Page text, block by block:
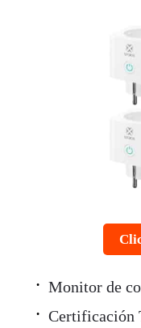
Monitor de
Certificación